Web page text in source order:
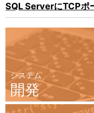
SQL ServerにTCPポ
システム
開発